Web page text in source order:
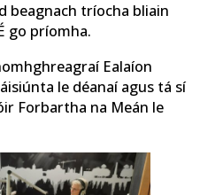
beagnach tríocha bliain
go príomha.
Ealaíon
le déanaí agus tá sí
Forbartha na Meán le